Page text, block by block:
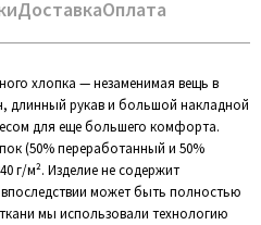
ДоставкаОплата
хлопка — незаменимая вещь в
длинный рукав и большой накладной
для еще большего комфорта.
(50% переработанный и 50%
г/м². Изделие не содержит
может быть полностью
мы использовали технологию